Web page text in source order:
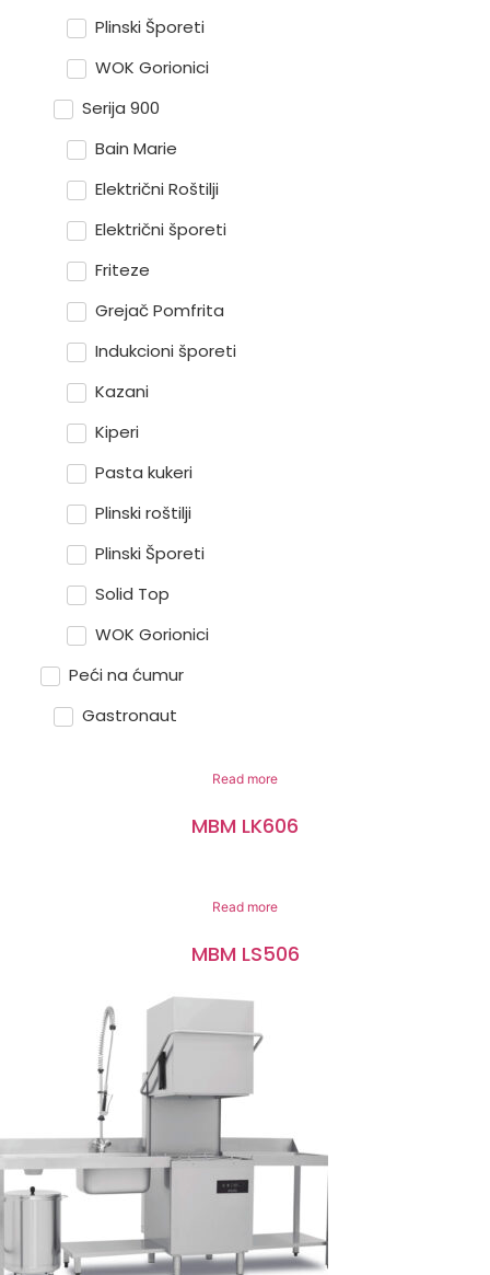
Plinski Šporeti
WOK Gorionici
Serija 900
Bain Marie
Električni Roštilji
Električni šporeti
Friteze
Grejač Pomfrita
Indukcioni šporeti
Kazani
Kiperi
Pasta kukeri
Plinski roštilji
Plinski Šporeti
Solid Top
WOK Gorionici
Peći na ćumur
Gastronaut
Read more
MBM LK606
Read more
MBM LS506